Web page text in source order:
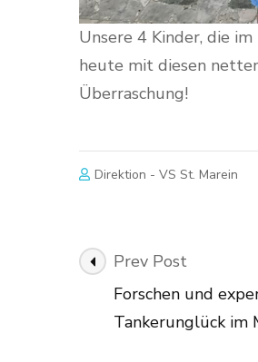
Unsere 4 Kinder, die
heute mit diesen
Überraschung!
Direktion - VS St. Marein
Post
Navigation
Prev Post
Forschen und
Tankerunglück im